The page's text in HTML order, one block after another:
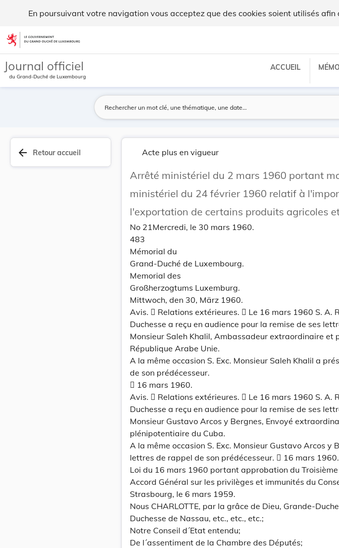
En poursuivant votre navigation vous acceptez que des cookies soient utilisés
Aller au contenu
Journal officiel
du Grand-Duché de Luxembourg
ACCUEIL
arrow_back Retour accueil Acte plus en vigueur
Arrêté ministériel du 2 mars 1960 portant
ministériel du 24 février 1960 relatif à
l'exportation de certains produits agricoles
No 21Mercredi, le 30 mars 1960.
483
Mémorial du
Grand-Duché de Luxembourg.
Memorial des
Großherzogtums Luxemburg.
Mittwoch, den 30, März 1960.
Avis.  Relations extérieures.  Le 16 mars 1960 S. A.
Duchesse a reçu en audience pour la remise de ses
Monsieur Saleh Khalil, Ambassadeur extraordinaire et
République Arabe Unie.
A la même occasion S. Exc. Monsieur Saleh Khalil a
de son prédécesseur.
 16 mars 1960.
Avis.  Relations extérieures.  Le 16 mars 1960 S. A.
Duchesse a reçu en audience pour la remise de ses
Monsieur Gustavo Arcos y Bergnes, Envoyé
plénipotentiaire du Cuba.
A la même occasion S. Exc. Monsieur Gustavo Arcos y
lettres de rappel de son prédécesseur.  16 mars 1960.
Loi du 16 mars 1960 portant approbation du
Accord Général sur les privilèges et immunités du
Strasbourg, le 6 mars 1959.
Nous CHARLOTTE, par la grâce de Dieu, Grande-
Duchesse de Nassau, etc., etc., etc.;
Notre Conseil d´Etat entendu;
De l´assentiment de la Chambre des Députés;